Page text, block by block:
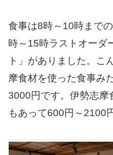
食事は8時～10時まで
時～15時ラストオーダ
ト」がありました。こ
摩食材を使った食事み
3000円です。伊勢志摩
もあって600円～2100